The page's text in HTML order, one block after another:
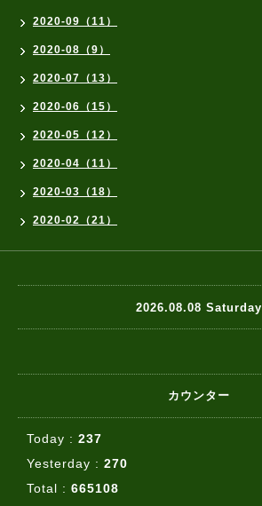
2020-09（11）
2020-08（9）
2020-07（13）
2020-06（15）
2020-05（12）
2020-04（11）
2020-03（18）
2020-02（21）
2026.08.08 Saturday
カウンター
Today : 237
Yesterday : 270
Total : 665108